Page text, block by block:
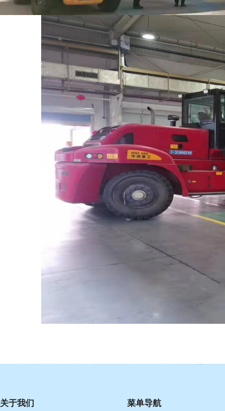
关于我们 菜单导航